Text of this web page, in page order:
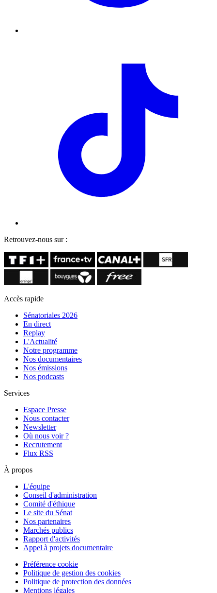
Retrouvez-nous sur :
Accès rapide
Sénatoriales 2026
En direct
Replay
L'Actualité
Notre programme
Nos documentaires
Nos émissions
Nos podcasts
Services
Espace Presse
Nous contacter
Newsletter
Où nous voir ?
Recrutement
Flux RSS
À propos
L'équipe
Conseil d'administration
Comité d'éthique
Le site du Sénat
Nos partenaires
Marchés publics
Rapport d'activités
Appel à projets documentaire
Préférence cookie
Politique de gestion des cookies
Politique de protection des données
Mentions légales